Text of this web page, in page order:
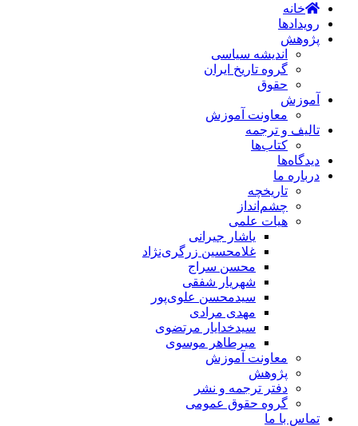
خانه
رویدادها
پژوهش
اندیشه سیاسی
گروه تاریخ ایران
حقوق
آموزش
معاونت آموزش
تالیف و ترجمه
کتاب‌ها
دیدگاه‌ها
درباره ما
تاریخچه
چشم‌انداز
هیات علمی
یاشار جیرانی
غلامحسین زرگری‌نژاد
محسن سراج
شهریار شفقی
سیدمحسن علوی‌پور
مهدی مرادی
سیدخدایار مرتضوی
میرطاهر موسوی
معاونت آموزش
پژوهش
دفتر ترجمه و نشر
گروه حقوق عمومی
تماس با ما